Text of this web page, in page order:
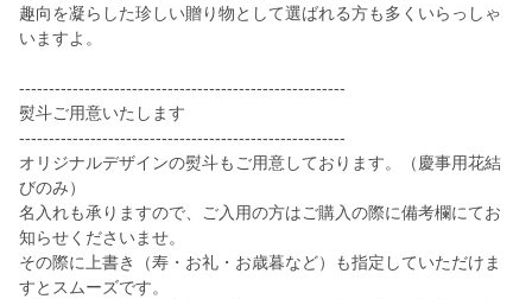
趣向を凝らした珍しい贈り物として選ばれる方も多くいらっしゃ
いますよ。
-------------------------------------------------------
熨斗ご用意いたします
-------------------------------------------------------
オリジナルデザインの熨斗もご用意しております。（慶事用花結
びのみ）
名入れも承りますので、ご入用の方はご購入の際に備考欄にてお
知らせくださいませ。
その際に上書き（寿・お礼・お歳暮など）も指定していただけま
すとスムーズです。